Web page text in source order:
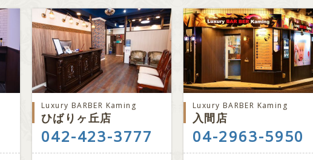
Luxury BARBER Kaming
ひばりヶ丘店
042-423-3777
Luxury BARBER Kaming
入間店
04-2963-5950